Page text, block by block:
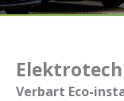
Verbart Eco-